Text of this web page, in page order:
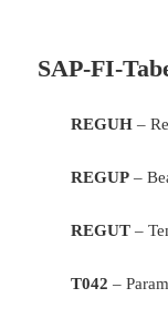
SAP-FI-
REGUH –
REGUP –
REGUT –
T042 –